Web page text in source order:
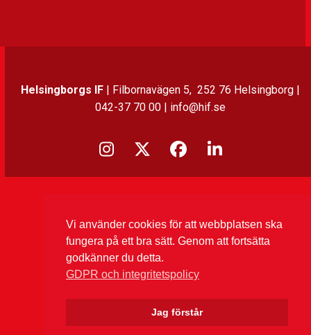
Helsingborgs IF | Filbornavägen 5, 252 76 Helsingborg |
042-37 70 00 | info@hif.se
Instagram
TwitterFacebookLinkedIn
Vi använder cookies för att webbplatsen ska
fungera på ett bra sätt. Genom att fortsätta
godkänner du detta.
GDPR och integritetspolicy
Jag förstår